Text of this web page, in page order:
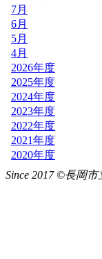
Since 2017 ©長岡市